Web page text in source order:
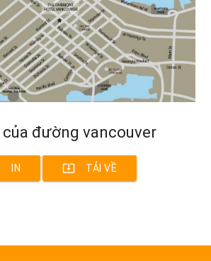
của đường vancouver
IN system_update_alt TẢI VỀ